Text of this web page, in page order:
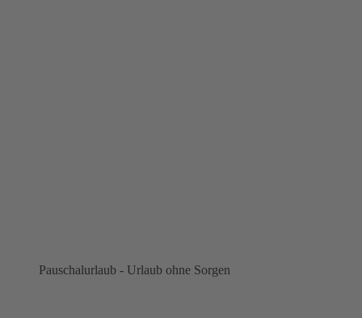
Pauschalurlaub - Urlaub ohne Sorgen